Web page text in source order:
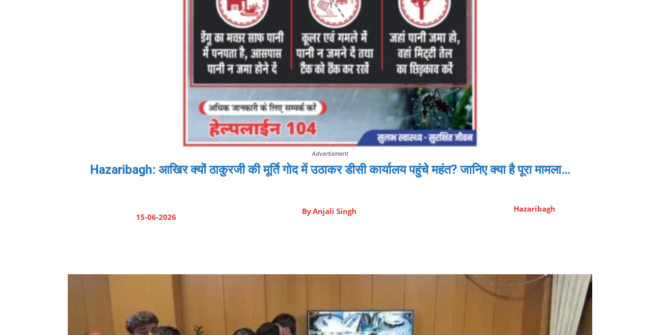
Advertisment
Hazaribagh: आखिर क्यों ठाकुरजी की मूर्ति गोद में उठाकर डीसी कार्यालय पहुंचे महंत? जानिए क्या है पूरा मामला…
15-06-2026
ByAnjali Singh Hazaribagh